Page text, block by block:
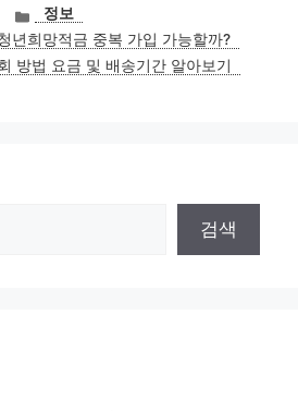
카
테
고
리
정보
년희망적금 중복 가입 가능할까?
방법 요금 및 배송기간 알아보기
검색